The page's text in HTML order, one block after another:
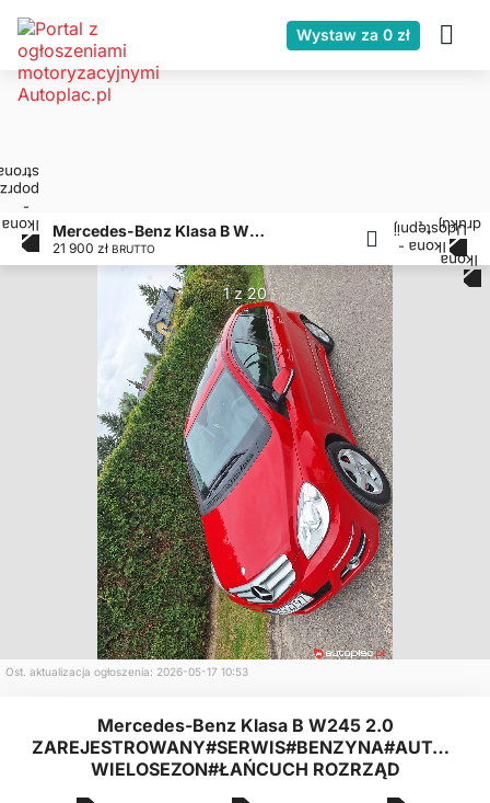
Wystaw za 0 zł
Mercedes-Benz Klasa B W245 2.0 ZAREJESTROWANY#SERWIS#BENZYNA#AUTOMAT#OPONY WIELOSEZON#ŁAŃCUCH ROZRZĄD
21 900 zł BRUTTO
1 z 20
Ost. aktualizacja ogłoszenia: 2026-05-17 10:53
Mercedes-Benz Klasa B W245 2.0
WIELOSEZON#ŁAŃCUCH ROZRZĄD